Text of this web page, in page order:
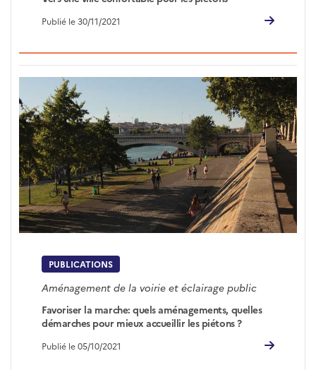
Publié le 30/11/2021
PUBLICATIONS
Aménagement de la voirie et éclairage public
Favoriser la marche: quels aménagements, quelles
démarches pour mieux accueillir les piétons ?
Publié le 05/10/2021